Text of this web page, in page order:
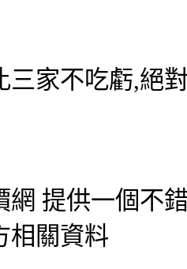
三家不吃虧,絕
網 提供一個不
相關資料